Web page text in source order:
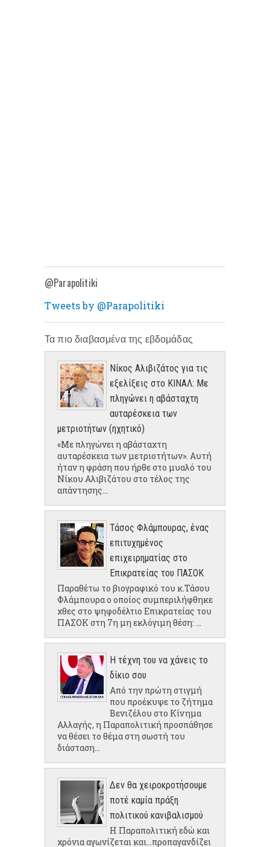
@Parapolitiki
Tweets by @Parapolitiki
Τα πιο διαβασμένα της εβδομάδας
Νίκος Αλιβιζάτος για τις
εξελίξεις στο ΚΙΝΑΛ: Με
πληγώνει η αβάσταχτη
αυταρέσκεια των
μετριοτήτων (ηχητικό)
«Με πληγώνει η αβάσταχτη
αυταρέσκεια των μετριοτήτων». Αυτή
ήταν η φράση που ήρθε στο μυαλό του
Νίκου Αλιβιζάτου στο τέλος της
απάντησης...
Τάσος Φλάμπουρας, ένας
επιτυχημένος
επιχειρηματίας στο
Επικρατείας του ΠΑΣΟΚ
Παραθέτω το βιογραφικό του κ.Τάσου
Φλάμπουρα ο οποίος συμπεριλήφθηκε
χθες στο ψηφοδέλτιο Επικρατείας του
ΠΑΣΟΚ στη 7η μη εκλόγιμη θέση: ...
Η τέχνη του να χάνεις το
δίκιο σου
Από την πρώτη στιγμή
που προέκυψε το ζήτημα
Βενιζέλου στο Κίνημα
Αλλαγής, η Παραπολιτική προσπάθησε
να θέσει το θέμα στη σωστή του
διάσταση...
Δεν θα χειροκροτήσουμε
ποτέ καμία πράξη
πολιτικού κανιβαλισμού
Η Παραπολιτική εδώ και
χρόνια αγωνίζεται και...προπαγανδίζει